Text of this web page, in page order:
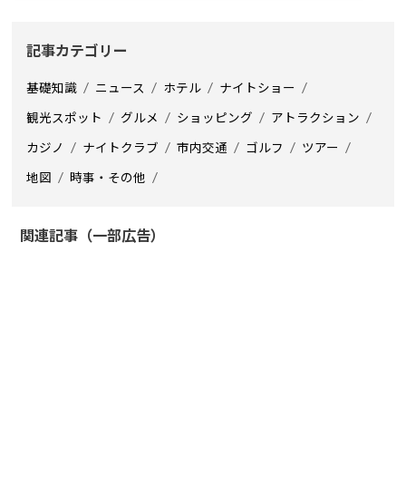
記事カテゴリー
基礎知識 ニュース ホテル ナイトショー
観光スポット グルメ ショッピング アトラクション
カジノ ナイトクラブ 市内交通 ゴルフ ツアー
地図 時事・その他
関連記事（一部広告）